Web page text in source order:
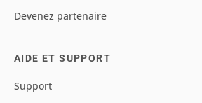
Devenez partenaire
AIDE ET SUPPORT
Support